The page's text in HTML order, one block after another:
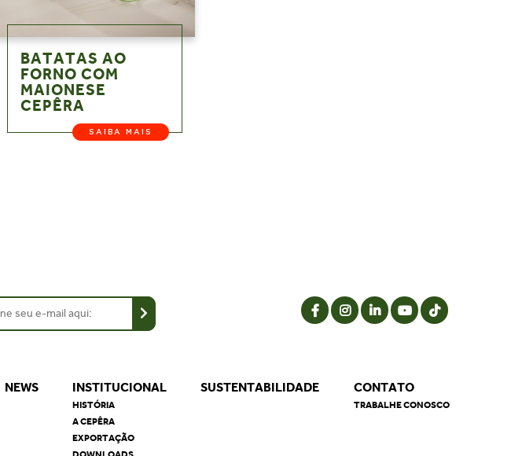
BATATAS AO
FORNO COM
MAIONESE
CEPÊRA
SAIBA MAIS
NEWS INSTITUCIONAL
HISTÓRIA
A CEPÊRA
EXPORTAÇÃO
SUSTENTABILIDADE CONTATO
TRABALHE CONOSCO